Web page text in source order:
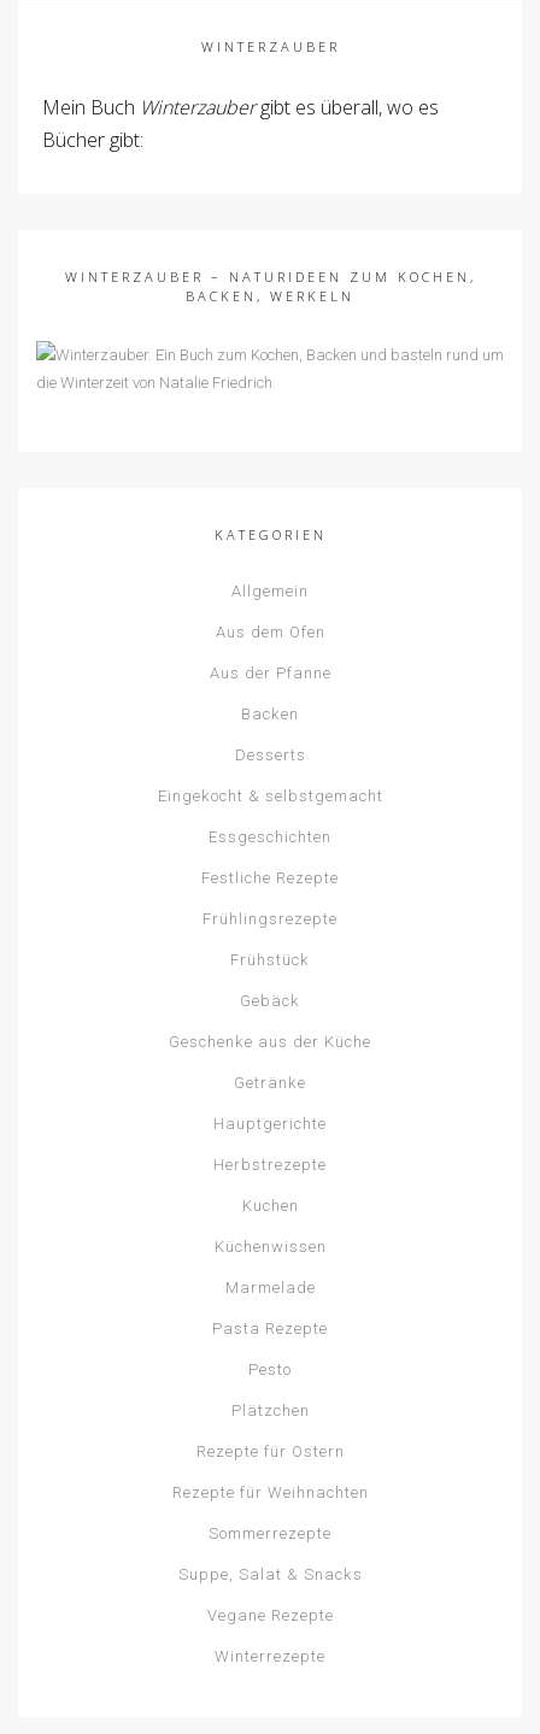
WINTERZAUBER
Mein Buch Winterzaubergibt es überall, wo es
Bücher gibt:
WINTERZAUBER – NATURIDEEN ZUM KOCHEN,
BACKEN, WERKELN
KATEGORIEN
Allgemein
Aus dem Ofen
Aus der Pfanne
Backen
Desserts
Eingekocht & selbstgemacht
Essgeschichten
Festliche Rezepte
Frühlingsrezepte
Frühstück
Gebäck
Geschenke aus der Küche
Getränke
Hauptgerichte
Herbstrezepte
Kuchen
Küchenwissen
Marmelade
Pasta Rezepte
Pesto
Plätzchen
Rezepte für Ostern
Rezepte für Weihnachten
Sommerrezepte
Suppe, Salat & Snacks
Vegane Rezepte
Winterrezepte